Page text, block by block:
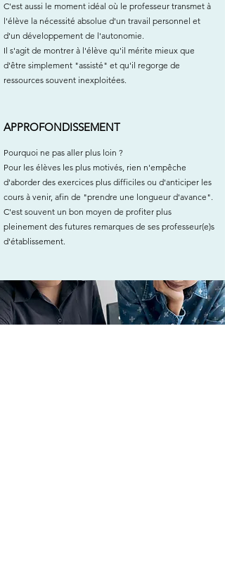
C'est aussi le moment idéal où le professeur transmet à
l'élève la nécessité absolue d'un travail personnel et
d'un développement de l'autonomie.
Il s'agit de montrer à l'élève qu'il mérite mieux que
d'être simplement "assisté" et qu'il regorge de
ressources souvent inexploitées.
APPROFONDISSEMENT
Pourquoi ne pas aller plus loin ?
Pour les élèves les plus motivés, rien n'empêche
d'aborder des exercices plus difficiles ou d'anticiper les
cours à venir, afin de "prendre une longueur d'avance".
C'est souvent un bon moyen de profiter plus
pleinement des futures remarques de ses professeur(e)s
d'établissement.